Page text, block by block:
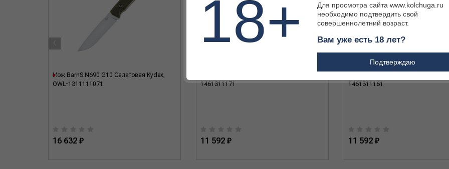
Нож BarnS N690 G10 Салатовая Kydex,
OWL-1311111071
16 632 ₽
1461311171
11 592 ₽
1461311161
11 592 ₽
‹ 18+
Для просмотра сайта www.kolchuga.ru
необходимо подтвердить свой
совершеннолетний возраст.
Вам уже есть 18 лет?
Подтверждаю